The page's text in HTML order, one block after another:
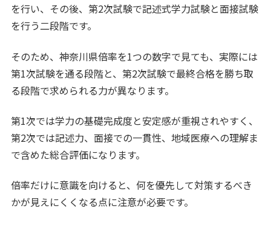
を行い、その後、第2次試験で記述式学力試験と面接試験
を行う二段階です。
そのため、神奈川県倍率を1つの数字で見ても、実際には
第1次試験を通る段階と、第2次試験で最終合格を勝ち取
る段階で求められる力が異なります。
第1次では学力の基礎完成度と安定感が重視されやすく、
第2次では記述力、面接での一貫性、地域医療への理解ま
で含めた総合評価になります。
倍率だけに意識を向けると、何を優先して対策するべき
かが見えにくくなる点に注意が必要です。